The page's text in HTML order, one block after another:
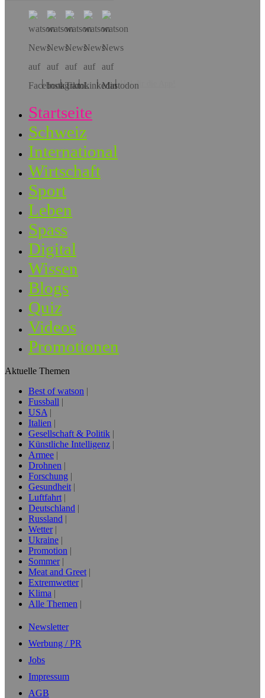
Hol dir die App!
Startseite
Schweiz
International
Wirtschaft
Sport
Leben
Spass
Digital
Wissen
Blogs
Quiz
Videos
Promotionen
Aktuelle Themen
Best of watson
Fussball
USA
Italien
Gesellschaft & Politik
Künstliche Intelligenz
Armee
Drohnen
Forschung
Gesundheit
Luftfahrt
Deutschland
Russland
Wetter
Ukraine
Promotion
Sommer
Meat and Greet
Extremwetter
Klima
Alle Themen
Newsletter
Werbung / PR
Jobs
Impressum
AGB